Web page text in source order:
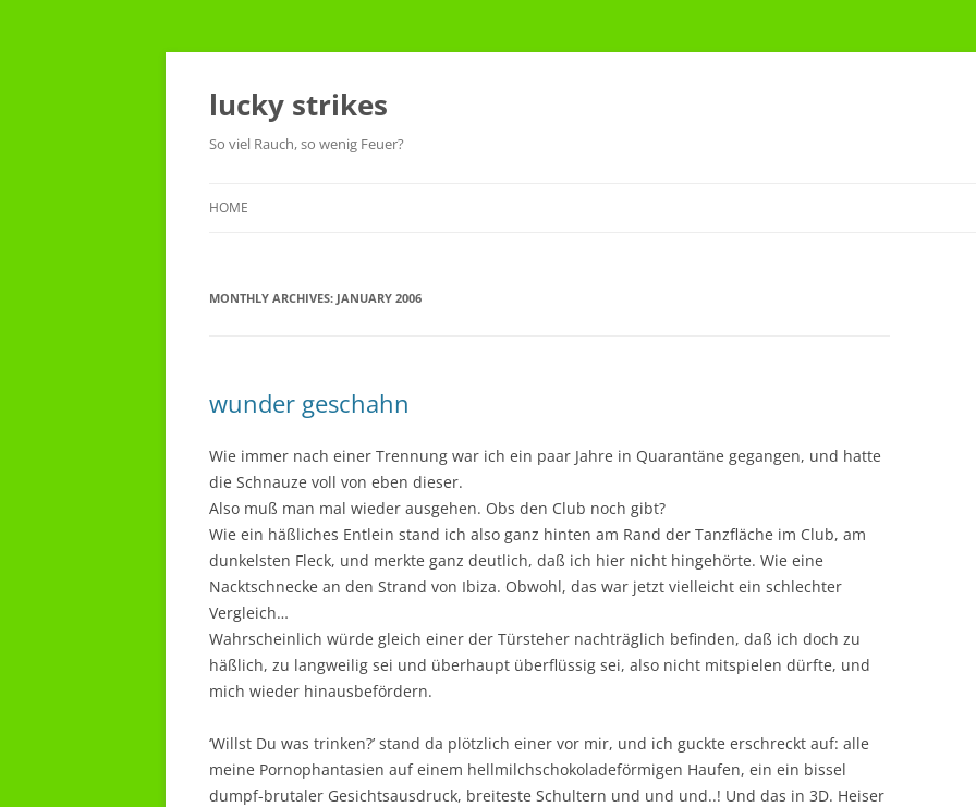
Skip
content
lucky strikes
So viel Rauch, so wenig Feuer?
HOME
MONTHLY ARCHIVES: JANUARY 2006
wunder geschahn
Wie immer nach einer Trennung war ich ein paar Jahre in Quarantäne gegangen, und hatte
die Schnauze voll von eben dieser.
Also muß man mal wieder ausgehen. Obs den Club noch gibt?
Wie ein häßliches Entlein stand ich also ganz hinten am Rand der Tanzfläche im Club, am
dunkelsten Fleck, und merkte ganz deutlich, daß ich hier nicht hingehörte. Wie eine
Nacktschnecke an den Strand von Ibiza. Obwohl, das war jetzt vielleicht ein schlechter
Vergleich…
Wahrscheinlich würde gleich einer der Türsteher nachträglich befinden, daß ich doch zu
häßlich, zu langweilig sei und überhaupt überflüssig sei, also nicht mitspielen dürfte, und
mich wieder hinausbefördern.
‘Willst Du was trinken?’ stand da plötzlich einer vor mir, und ich guckte erschreckt auf: alle
meine Pornophantasien auf einem hellmilchschokoladeförmigen Haufen, ein ein bissel
dumpf-brutaler Gesichtsausdruck, breiteste Schultern und und und..! Und das in 3D. Heiser